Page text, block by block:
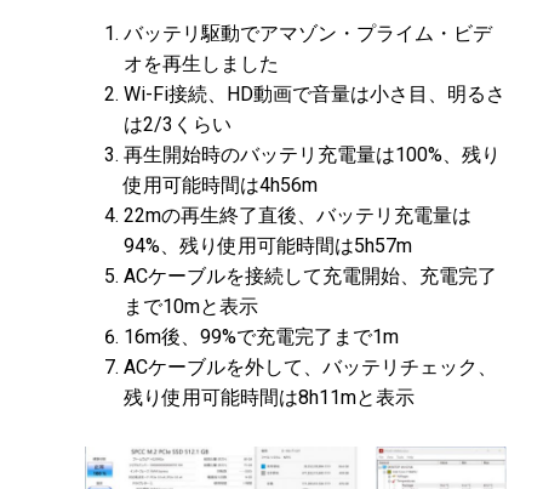
バッテリ駆動でアマゾン・プライム・ビデ
オを再生しました
Wi-Fi接続、HD動画で音量は小さ目、明るさ
は2/3くらい
再生開始時のバッテリ充電量は100%、残り
使用可能時間は4h56m
22mの再生終了直後、バッテリ充電量は
94%、残り使用可能時間は5h57m
ACケーブルを接続して充電開始、充電完了
まで10mと表示
16m後、99%で充電完了まで1m
ACケーブルを外して、バッテリチェック、
残り使用可能時間は8h11mと表示